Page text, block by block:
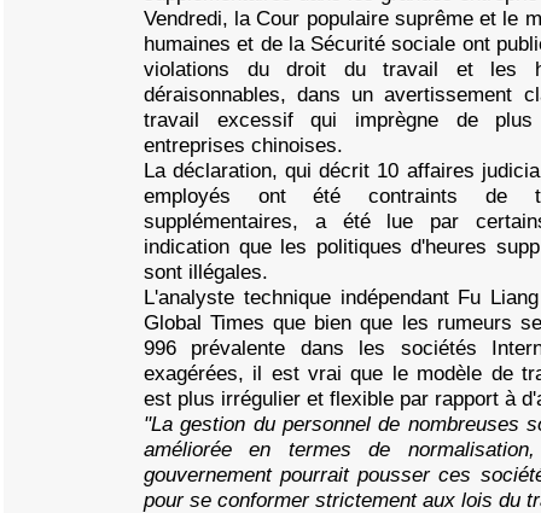
Vendredi, la Cour populaire suprême et le
humaines et de la Sécurité sociale ont
violations du droit du travail et les
déraisonnables, dans un avertissement
travail excessif qui imprègne de
entreprises chinoises.
La déclaration, qui décrit 10 affaires
employés ont été contraints de
supplémentaires, a été lue par
indication que les politiques d'heures
sont illégales.
L'analyste technique indépendant Fu
Global Times que bien que les rumeurs
996 prévalente dans les sociétés
exagérées, il est vrai que le modèle de
est plus irrégulier et flexible par rapport à
"La gestion du personnel de nombreuses
améliorée en termes de
gouvernement pourrait pousser ces
pour se conformer strictement aux lois du